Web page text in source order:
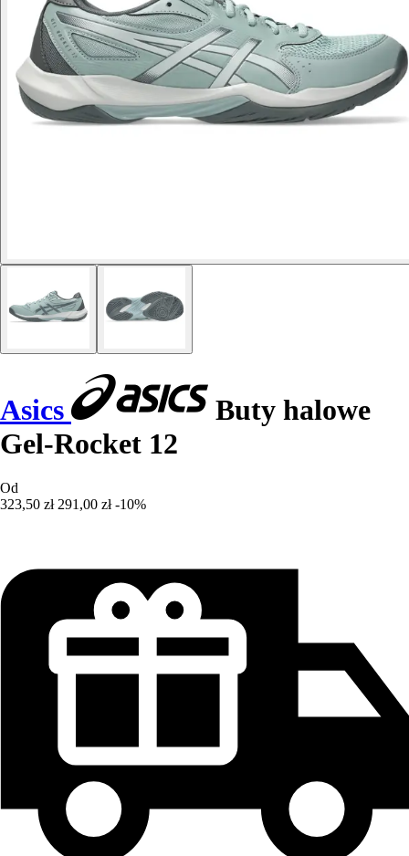
Asics
Buty halowe
Gel-Rocket 12
Od
323,50 zł 291,00 zł -10%